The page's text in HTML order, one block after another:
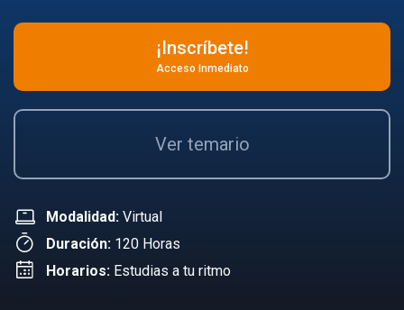
¡Inscríbete!
Acceso Inmediato
Ver temario
Modalidad: Virtual
Duración: 120 Horas
Horarios: Estudias a tu ritmo